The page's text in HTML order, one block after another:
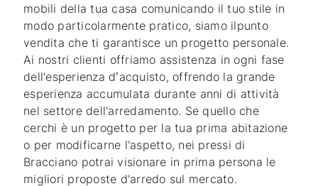
mobili della tua casa comunicando il tuo stile in
modo particolarmente pratico, siamo ilpunto
vendita che ti garantisce un progetto personale.
Ai nostri clienti offriamo assistenza in ogni fase
dell'esperienza d’acquisto, offrendo la grande
esperienza accumulata durante anni di attività
nel settore dell'arredamento. Se quello che
cerchi è un progetto per la tua prima abitazione
o per modificarne l'aspetto, nei pressi di
Bracciano potrai visionare in prima persona le
migliori proposte d'arredo sul mercato.